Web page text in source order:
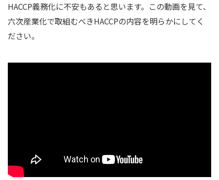
HACCP義務化に不安もあると思います。この動画を見て、
六次産業化で取組むべきHACCPの内容を明らかにしてく
ださい。